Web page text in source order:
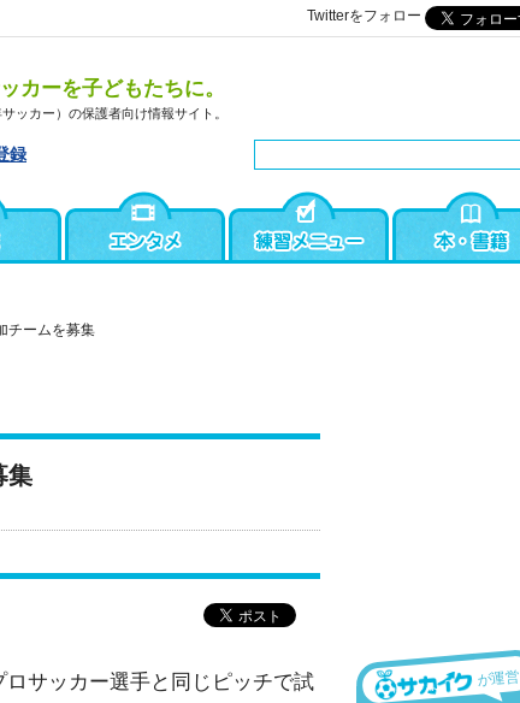
Twitterをフォロー
カーを子どもたちに。
ッカー）の保護者向け情報サイト。
録
チームを募集
集
サッカー選手と同じピッチで試
が運営